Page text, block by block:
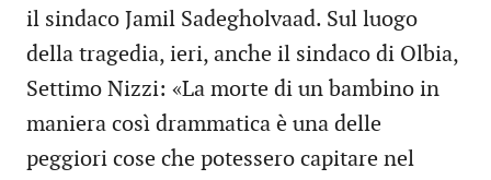
il sindaco Jamil Sadegholvaad. Sul luogo
della tragedia, ieri, anche il sindaco di Olbia,
Settimo Nizzi: «La morte di un bambino in
maniera così drammatica è una delle
peggiori cose che potessero capitare nel